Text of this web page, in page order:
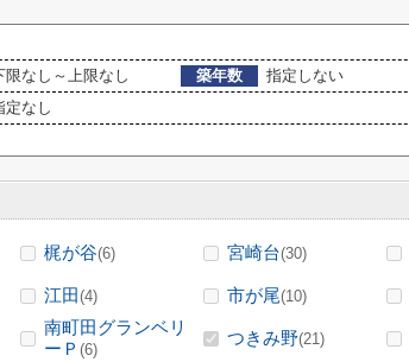
限なし～上限なし 築年数
指定しない
定なし
梶が谷(6) 宮崎台(30)
江田(4) 市が尾(10)
南町田グランベリ
ーＰ (6)
つきみ野(21)